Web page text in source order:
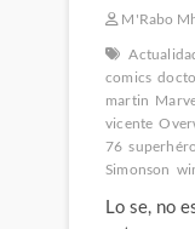
M'Rabo
comics
martin
vicente
76
Simonson
Lo se, no